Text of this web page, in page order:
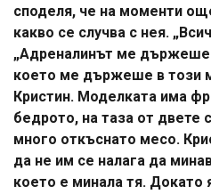
споделя, че на моменти
какво се случва с нея.
„Адреналинът ме
което ме държеше в този
Кристин. Моделката има
бедрото, на таза от двете
много откъснато месо.
да не им се налага да
което е минала тя. Докато